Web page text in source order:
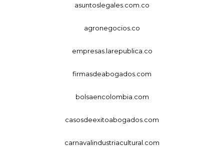
asuntoslegales.com.co
agronegocios.co
empresas.larepublica.co
firmasdeabogados.com
bolsaencolombia.com
casosdeexitoabogados.com
carnavalindustriacultural.com